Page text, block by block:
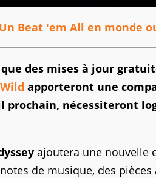
Beat 'em All en monde
des mises à jour
apporteront une
prochain, nécessiteront
ajoutera une nouvelle
de musique, des